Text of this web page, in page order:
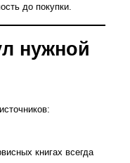
до покупки.
нужной
книгах всегда